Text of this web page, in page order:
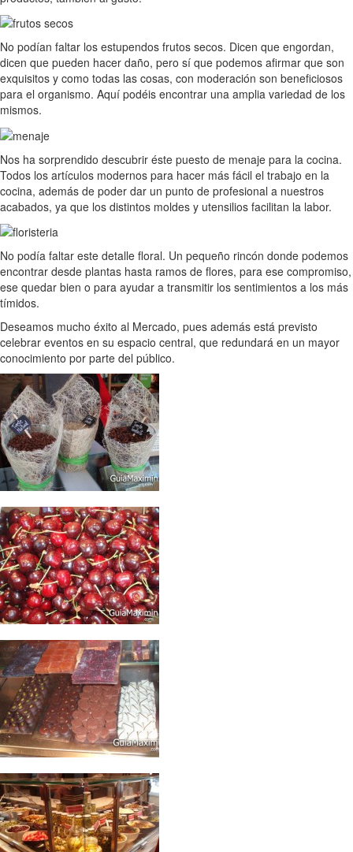
No podían faltar los estupendos frutos secos. Dicen que engordan,
dicen que pueden hacer daño, pero sí que podemos afirmar que son
exquisitos y como todas las cosas, con moderación son beneficiosos
para el organismo. Aquí podéis encontrar una amplia variedad de los
mismos.
Nos ha sorprendido descubrir éste puesto de menaje para la cocina.
Todos los artículos modernos para hacer más fácil el trabajo en la
cocina, además de poder dar un punto de profesional a nuestros
acabados, ya que los distintos moldes y utensilios facilitan la labor.
No podía faltar este detalle floral. Un pequeño rincón donde podemos
encontrar desde plantas hasta ramos de flores, para ese compromiso,
ese quedar bien o para ayudar a transmitir los sentimientos a los más
tímidos.
Deseamos mucho éxito al Mercado, pues además está previsto
celebrar eventos en su espacio central, que redundará en un mayor
conocimiento por parte del público.